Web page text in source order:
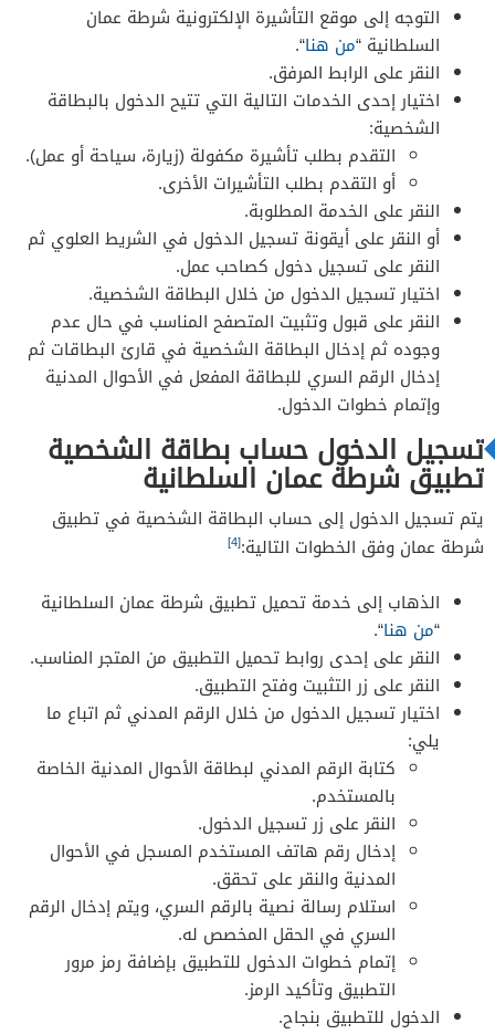
التوجه إلى موقع التأشيرة الإلكترونية شرطة عمان
السلطانية “من هنا“.
النقر على الرابط المرفق.
اختيار إحدى الخدمات التالية التي تتيح الدخول بالبطاقة
الشخصية:
التقدم بطلب تأشيرة مكفولة (زيارة، سياحة أو عمل).
أو التقدم بطلب التأشيرات الأخرى.
النقر على الخدمة المطلوبة.
أو النقر على أيقونة تسجيل الدخول في الشريط العلوي ثم
النقر على تسجيل دخول كصاحب عمل.
اختيار تسجيل الدخول من خلال البطاقة الشخصية.
النقر على قبول وتثبيت المتصفح المناسب في حال عدم
وجوده ثم إدخال البطاقة الشخصية في قارئ البطاقات ثم
إدخال الرقم السري للبطاقة المفعل في الأحوال المدنية
وإتمام خطوات الدخول.
تسجيل الدخول حساب بطاقة الشخصية
تطبيق شرطة عمان السلطانية
يتم تسجيل الدخول إلى حساب البطاقة الشخصية في تطبيق
شرطة عمان وفق الخطوات التالية:[4]
الذهاب إلى خدمة تحميل تطبيق شرطة عمان السلطانية
“من هنا“.
النقر على إحدى روابط تحميل التطبيق من المتجر المناسب.
النقر على زر التثبيت وفتح التطبيق.
اختيار تسجيل الدخول من خلال الرقم المدني ثم اتباع ما
يلي:
كتابة الرقم المدني لبطاقة الأحوال المدنية الخاصة
بالمستخدم.
النقر على زر تسجيل الدخول.
إدخال رقم هاتف المستخدم المسجل في الأحوال
المدنية والنقر على تحقق.
استلام رسالة نصية بالرقم السري، ويتم إدخال الرقم
السري في الحقل المخصص له.
إتمام خطوات الدخول للتطبيق بإضافة رمز مرور
التطبيق وتأكيد الرمز.
الدخول للتطبيق بنجاح.